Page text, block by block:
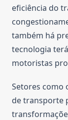
eficiência do
também há
tecnologia
motoristas
Setores como
de transporte